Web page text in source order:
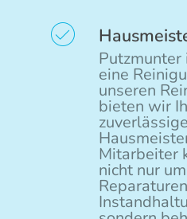
eine
unseren
bieten wir
Mitarbeiter
nicht nur